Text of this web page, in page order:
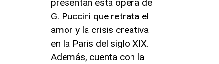
presentan esta ópera de
G. Puccini que retrata el
amor y la crisis creativa
en la París del siglo XIX.
Además, cuenta con la